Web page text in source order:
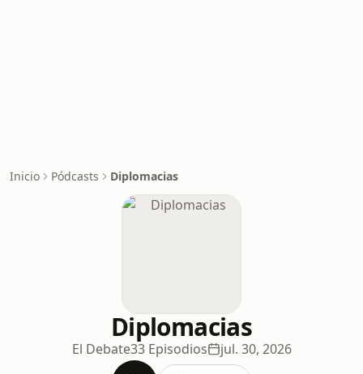
Inicio Pódcasts Diplomacias
Diplomacias
El Debate33 Episodios jul. 30, 2026